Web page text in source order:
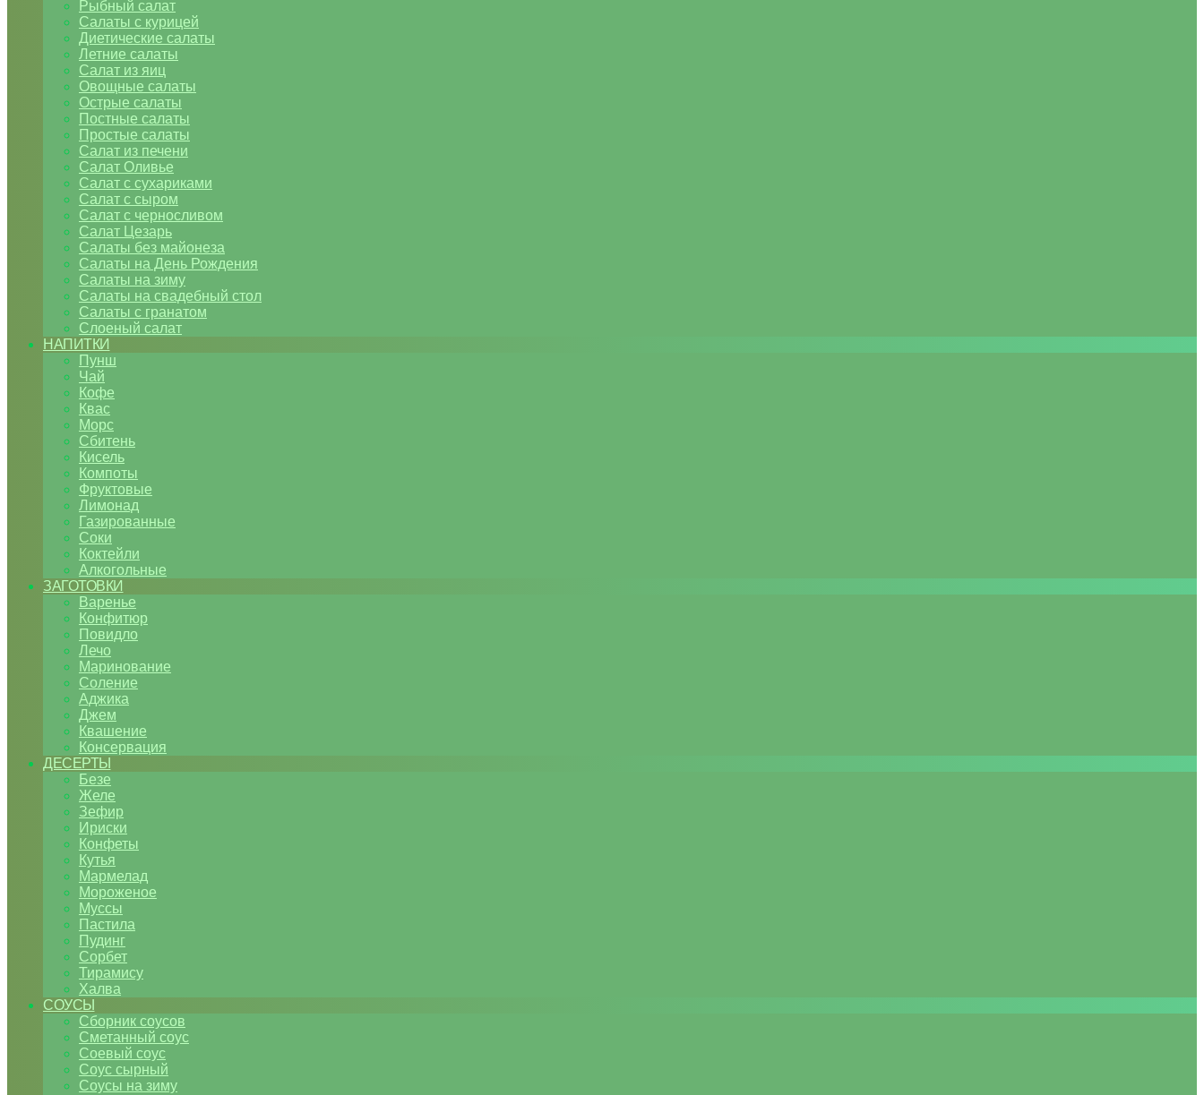
Рыбный салат
Салаты с курицей
Диетические салаты
Летние салаты
Салат из яиц
Овощные салаты
Острые салаты
Постные салаты
Простые салаты
Салат из печени
Салат Оливье
Салат с сухариками
Салат с сыром
Салат с черносливом
Салат Цезарь
Салаты без майонеза
Салаты на День Рождения
Салаты на зиму
Салаты на свадебный стол
Салаты с гранатом
Слоеный салат
НАПИТКИ
Пунш
Чай
Кофе
Квас
Морс
Сбитень
Кисель
Компоты
Фруктовые
Лимонад
Газированные
Соки
Коктейли
Алкогольные
ЗАГОТОВКИ
Варенье
Конфитюр
Повидло
Лечо
Маринование
Соление
Аджика
Джем
Квашение
Консервация
ДЕСЕРТЫ
Безе
Желе
Зефир
Ириски
Конфеты
Кутья
Мармелад
Мороженое
Муссы
Пастила
Пудинг
Сорбет
Тирамису
Халва
СОУСЫ
Сборник соусов
Сметанный соус
Соевый соус
Соус сырный
Соусы на зиму